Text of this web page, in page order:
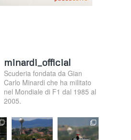
minardi_official
Scuderia fondata da Gian
Carlo Minardi che ha militato
nel Mondiale di F1 dal 1985 al
2005.